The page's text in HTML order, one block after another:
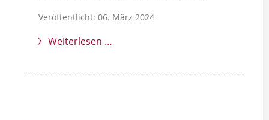
Veröffentlicht: 06. März 2024
Weiterlesen …